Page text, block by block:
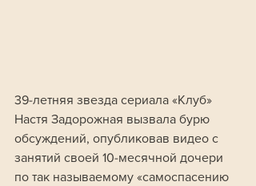
39-летняя звезда сериала «Клуб»
Настя Задорожная вызвала бурю
обсуждений, опубликовав видео с
занятий своей 10-месячной дочери
по так называемому «самоспасению